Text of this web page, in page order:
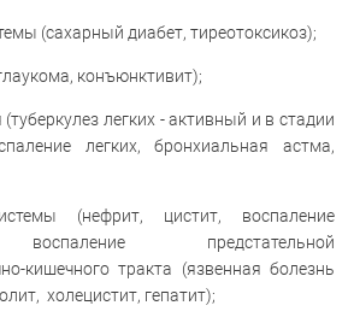
(сахарный диабет, тиреотоксикоз);
конъюнктивит);
легких - активный и в стадии
легких, бронхиальная астма,
(нефрит, цистит, воспаление
предстательной
кишечного тракта (язвенная болезнь
холецистит, гепатит);